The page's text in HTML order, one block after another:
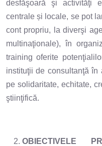
desfăşoară şi activităţi
centrale și locale, se pot
cont propriu, la diverşi
multinaţionale), în
training oferite
instituţii de consultanţă în
pe solidaritate, echitate,
ştiinţifică.
OBIECTIVELE